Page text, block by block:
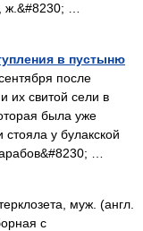
ж.&#8230; …
в пустыню
после
их свитой сели в
была уже
у булакской
…
муж. (англ.
с